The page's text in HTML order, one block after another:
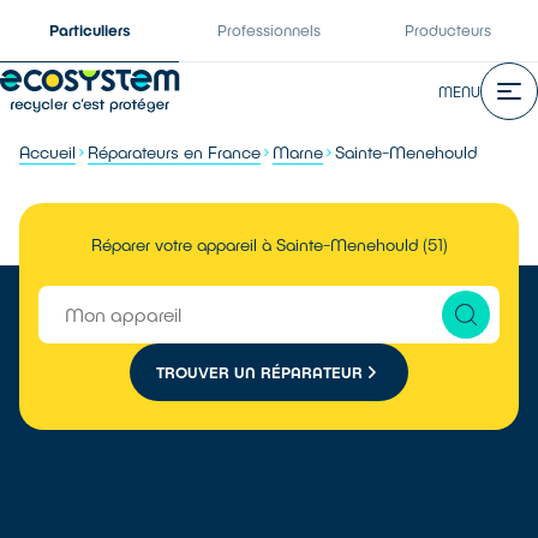
Particuliers Professionnels Producteurs
MENU
Accueil Réparateurs en France Marne Sainte-Menehould
Réparer votre appareil à Sainte-Menehould (51)
TROUVER UN RÉPARATEUR